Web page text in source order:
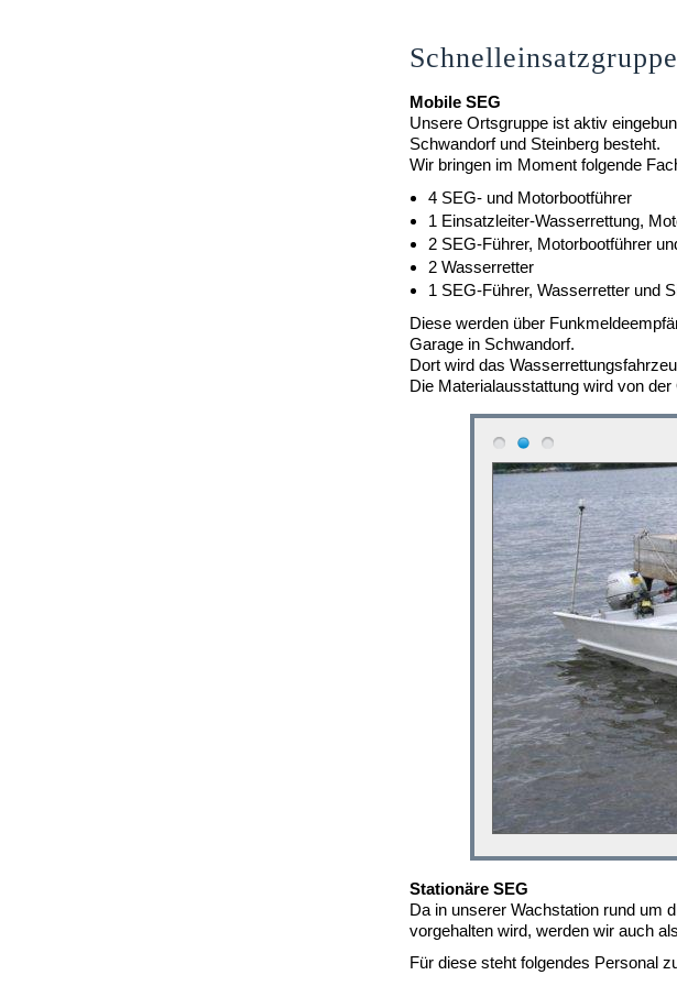
Mobile SEG
Unsere Ortsgruppe ist aktiv
Schwandorf und Steinberg besteht.
Wir bringen im Moment folgende
4 SEG- und Motorbootführer
1 Einsatzleiter-Wasserrettung,
2 SEG-Führer, Motorbootführer
2 Wasserretter
1 SEG-Führer, Wasserretter und
Diese werden über
Garage in Schwandorf.
Dort wird das
Die Materialausstattung wird von
Stationäre SEG
Da in unserer Wachstation rund um
vorgehalten wird, werden wir auch
Für diese steht folgendes Personal